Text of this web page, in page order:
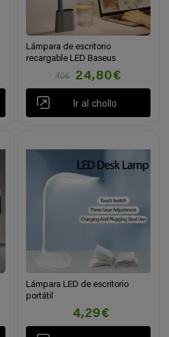
Lámpara de escritorio
recargable LED Baseus
40€
24,80€
Ir al chollo
Lámpara LED de escritorio
portátil
4,29€